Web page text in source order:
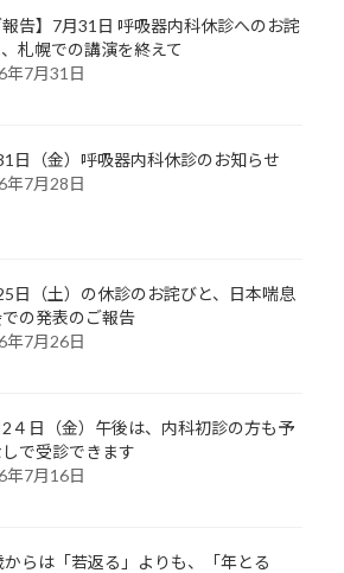
報告】7月31日 呼吸器内科休診へのお詫
札幌での講演を終えて
年7月31日
日（金）呼吸器内科休診のお知らせ
年7月28日
日（土）の休診のお詫びと、日本喘息
の発表のご報告
年7月26日
2４日（金）午後は、内科初診の方も予
で受診できます
年7月16日
からは「若返る」よりも、「年とる